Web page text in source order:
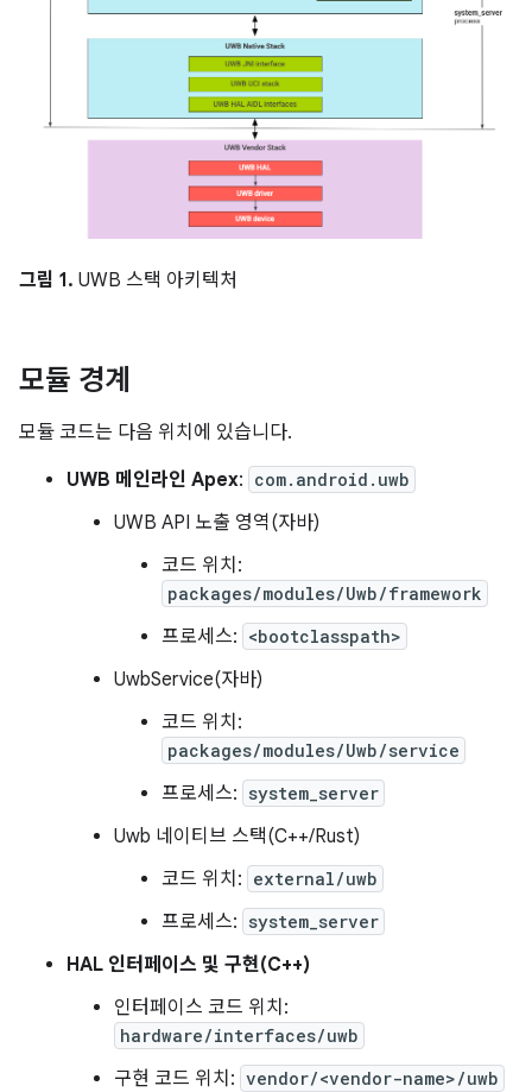
그림 1. UWB 스택 아키텍처
모듈 경계
모듈 코드는 다음 위치에 있습니다.
UWB 메인라인 Apex: com.android.uwb
UWB API 노출 영역(자바)
코드 위치:
packages/modules/Uwb/framework
프로세스: <bootclasspath>
UwbService(자바)
코드 위치:
packages/modules/Uwb/service
프로세스: system_server
Uwb 네이티브 스택(C++/Rust)
코드 위치: external/uwb
프로세스: system_server
HAL 인터페이스 및 구현(C++)
인터페이스 코드 위치:
hardware/interfaces/uwb
구현 코드 위치: vendor/<vendor-name>/uwb